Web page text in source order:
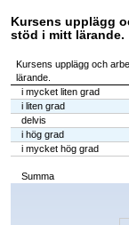
Kursens upplägg
stöd i mitt lärande.
Kursens upplägg och
lärande.
i mycket liten grad
i liten grad
delvis
i hög grad
i mycket hög grad
Summa
Chart
The chart has 1 X axis